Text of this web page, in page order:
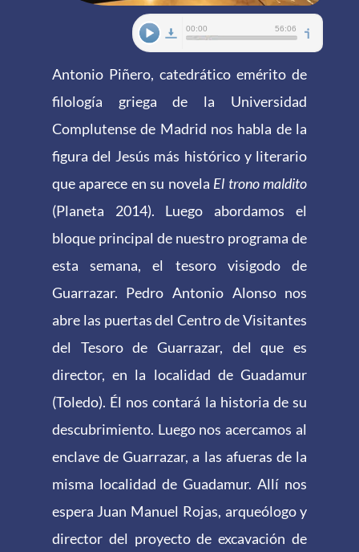
Antonio Piñero, catedrático emérito de
filología griega de la Universidad
Complutense de Madrid nos habla de la
figura del Jesús más histórico y literario
que aparece en su novela El trono maldito
(Planeta 2014). Luego abordamos el
bloque principal de nuestro programa de
esta semana, el tesoro visigodo de
Guarrazar. Pedro Antonio Alonso nos
abre las puertas del Centro de Visitantes
del Tesoro de Guarrazar, del que es
director, en la localidad de Guadamur
(Toledo). Él nos contará la historia de su
descubrimiento. Luego nos acercamos al
enclave de Guarrazar, a las afueras de la
misma localidad de Guadamur. Allí nos
espera Juan Manuel Rojas, arqueólogo y
director del proyecto de excavación de